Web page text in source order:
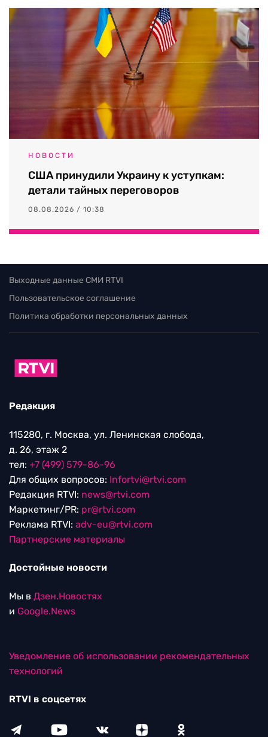
НОВОСТИ
США принудили Украину к уступкам:
детали тайных переговоров
08.08.2026 / 10:38
Выходные данные СМИ RTVI
Пользовательское соглашение
Политика обработки персональных данных
Редакция
115280, г. Москва, ул. Ленинская слобода,
д. 26, этаж 2
тел: +7 (499) 579-86-96
Для общих вопросов: Infortvi@rtvi.com
Редакция RTVI: news@rtvi.com
Маркетинг/PR: pr@rtvi.com
Реклама RTVI: adv-eu@rtvi.com
Партнерские материалы
Достойные новости
Мы в Дзен.Новостях
и Google.News
Уведомление об использовании рекомендательных
технологий
RTVI в соцсетях